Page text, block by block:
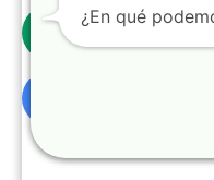
¿En qué